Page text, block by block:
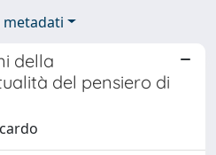
della
del pensiero di